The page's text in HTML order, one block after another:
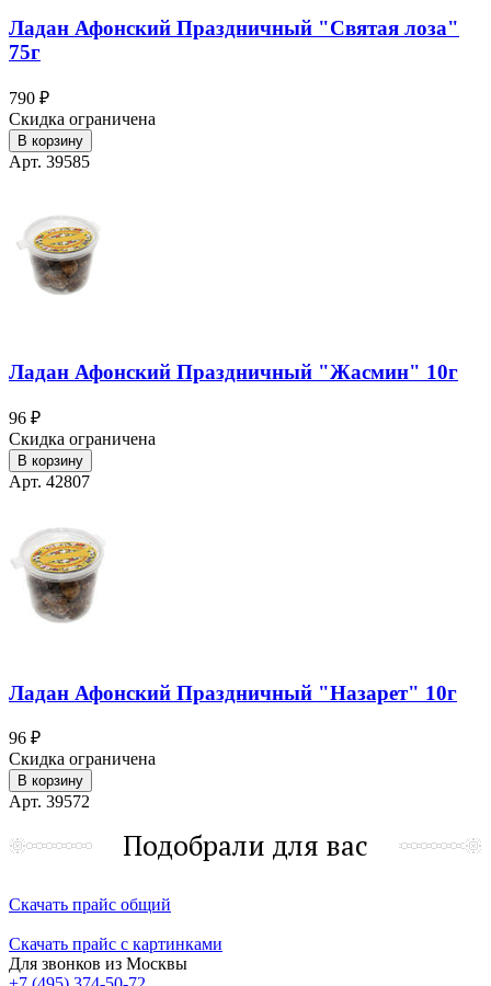
Ладан Афонский Праздничный "Святая лоза"
75г
790 ₽
Скидка ограничена
В корзину
Арт. 39585
Ладан Афонский Праздничный "Жасмин" 10г
96 ₽
Скидка ограничена
В корзину
Арт. 42807
Ладан Афонский Праздничный "Назарет" 10г
96 ₽
Скидка ограничена
В корзину
Арт. 39572
Подобрали для вас
Скачать прайс общий
Скачать прайс с картинками
Для звонков из Москвы